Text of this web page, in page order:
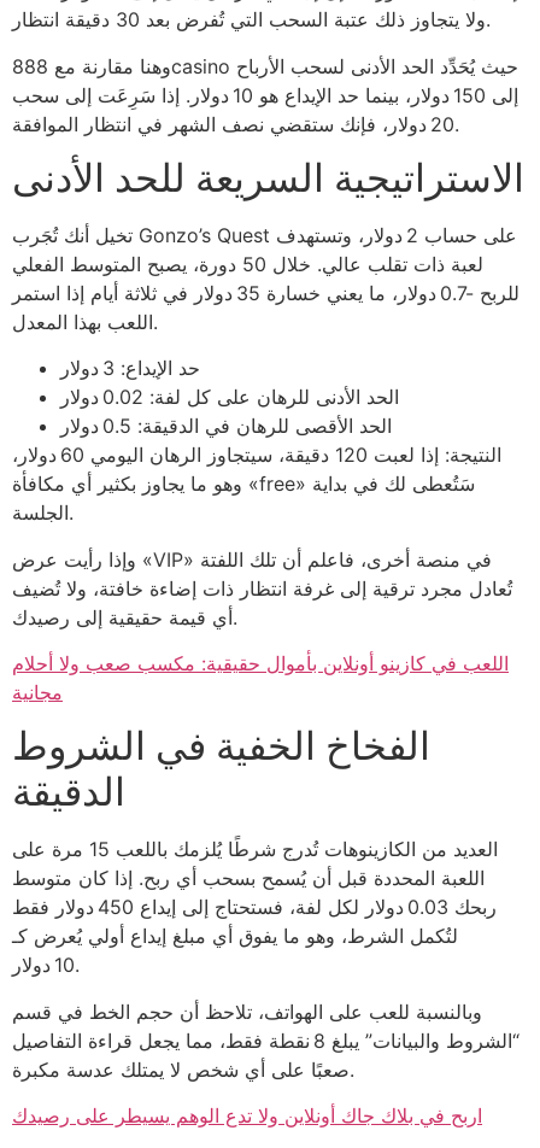
ولا يتجاوز ذلك عتبة السحب التي تُفرض بعد 30 دقيقة انتظار.
وهنا مقارنة مع 888casino حيث يُحَدِّد الحد الأدنى لسحب الأرباح
إلى 150 دولار، بينما حد الإيداع هو 10 دولار. إذا سَرِعَت إلى سحب
20 دولار، فإنك ستقضي نصف الشهر في انتظار الموافقة.
الاستراتيجية السريعة للحد الأدنى
تخيل أنك تُجَرب Gonzo’s Quest على حساب 2 دولار، وتستهدف
لعبة ذات تقلب عالي. خلال 50 دورة، يصبح المتوسط الفعلي
للربح -0.7 دولار، ما يعني خسارة 35 دولار في ثلاثة أيام إذا استمر
اللعب بهذا المعدل.
حد الإيداع: 3 دولار
الحد الأدنى للرهان على كل لفة: 0.02 دولار
الحد الأقصى للرهان في الدقيقة: 0.5 دولار
النتيجة: إذا لعبت 120 دقيقة، سيتجاوز الرهان اليومي 60 دولار،
وهو ما يجاوز بكثير أي مكافأة «free» سَتُعطى لك في بداية
الجلسة.
وإذا رأيت عرض «VIP» في منصة أخرى، فاعلم أن تلك اللفتة
تُعادل مجرد ترقية إلى غرفة انتظار ذات إضاءة خافتة، ولا تُضيف
أي قيمة حقيقية إلى رصيدك.
اللعب في كازينو أونلاين بأموال حقيقية: مكسب صعب ولا أحلام
مجانية
الفخاخ الخفية في الشروط
الدقيقة
العديد من الكازينوهات تُدرج شرطًا يُلزمك باللعب 15 مرة على
اللعبة المحددة قبل أن يُسمح بسحب أي ربح. إذا كان متوسط
ربحك 0.03 دولار لكل لفة، فستحتاج إلى إيداع 450 دولار فقط
لتُكمل الشرط، وهو ما يفوق أي مبلغ إيداع أولي يُعرض كـ
10 دولار.
وبالنسبة للعب على الهواتف، تلاحظ أن حجم الخط في قسم
“الشروط والبيانات” يبلغ 8 نقطة فقط، مما يجعل قراءة التفاصيل
صعبًا على أي شخص لا يمتلك عدسة مكبرة.
اربح في بلاك جاك أونلاين ولا تدع الوهم يسيطر على رصيدك